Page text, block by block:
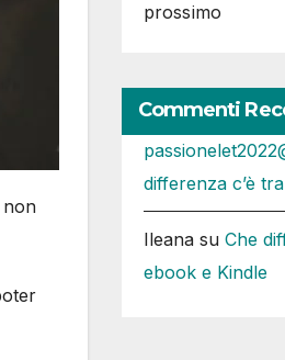
non
prossimo
Commenti
differenza c’è
Ileanasu Che
ebook e Kindle